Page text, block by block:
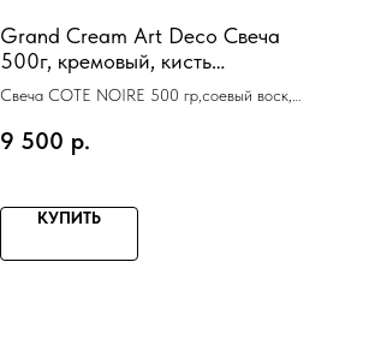
Grand Cream Art Deco Свеча
500г, кремовый, кисть
ароматизированная, соевый
Свеча COTE NOIRE 500 гр,соевый воск,
9 500 р.
КУПИТЬ